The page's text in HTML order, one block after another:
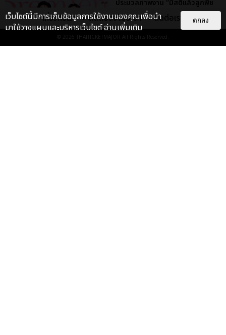
ประมวลภาพงาน “มีสติแล้วลูกพีช
PEACH AND ME PREMIERE
NIGHT” ปอนด์-ภูวินทร์ คลั่งรัก
หวา...
เกี่ยวกับเรา ติดต่อลงโฆษณา ติดต่อเรา
© 2026 THAITICKETMAJOR All Rights Reserved.
เว็บไซต์นี้มีการเก็บข้อมูลการใช้งานของคุณเพื่อนำ
มาใช้วางแผนและบริหารเว็บไซต์อ่านเพิ่มเติม
ตกลง